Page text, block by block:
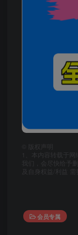
版权声明
1、本内容转载于
我们，会尽快给
及自身权益/利益
会员专属